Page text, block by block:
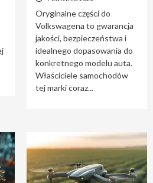
do Volkswagena –
je wybierać?
i frezowanie CNC –
inteligencja wyprze pracę
Oryginalne części do
Volkswagena to gwarancja
jakości, bezpieczeństwa i
idealnego dopasowania do
konkretnego modelu auta.
Właściciele samochodów
tej marki coraz...